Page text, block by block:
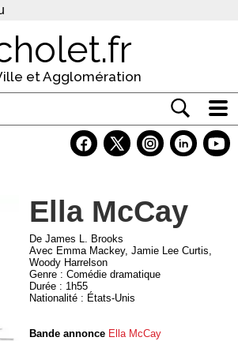
et Agglomération
Ella McCay
De James L. Brooks
Avec Emma Mackey, Jamie Lee Curtis,
Woody Harrelson
Genre : Comédie dramatique
Durée : 1h55
Nationalité : États-Unis
Bande annonce Ella McCay